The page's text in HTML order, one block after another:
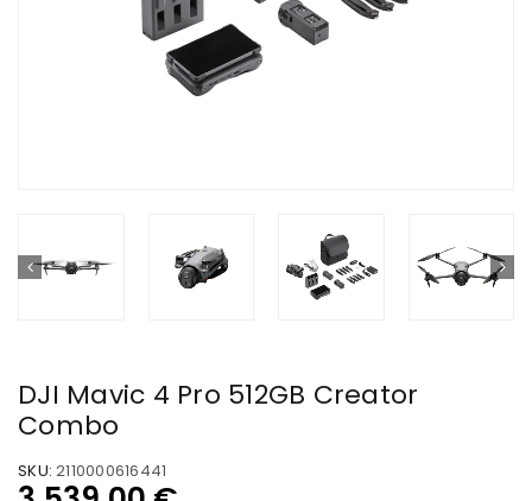
DJI Mavic 4 Pro 512GB Creator
Combo
SKU: 2110000616441